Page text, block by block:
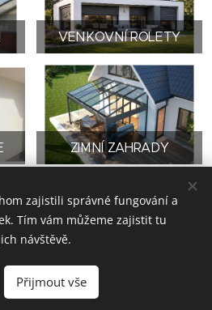
VENKOVNÍ ROLETY
ZIMNÍ ZAHRADY
Ráj stínu s.r.o.
640, 747 14 Markvartovice,
Cookies
zajistili správné fungování a
Tím vám můžeme zajistit tu
návštěvě.
Přijmout vše